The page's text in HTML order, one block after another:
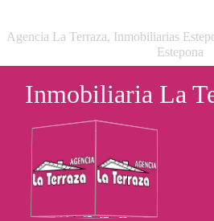
Agencia La Terraza, Inmobiliarias
Estepona
Inmobiliaria La